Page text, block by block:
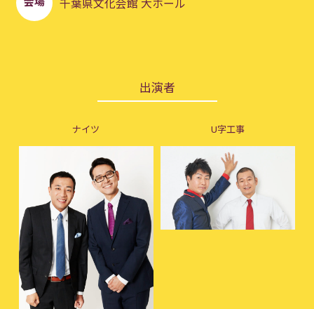
出演者
ナイツ U字工事